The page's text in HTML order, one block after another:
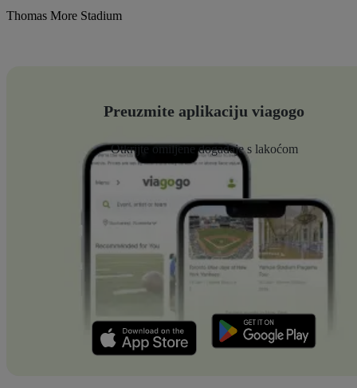
Thomas More Stadium
Preuzmite aplikaciju viagogo
Otkrijte omiljene događaje s lakoćom